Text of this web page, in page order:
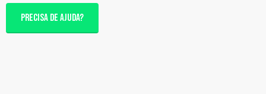
PRECISA DE AJUDA?